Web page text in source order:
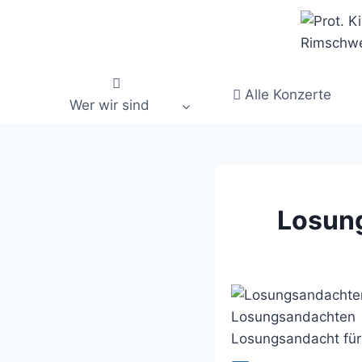
Wer wir sind
Alle Konzerte
Losungsandachten
Losungsandacht